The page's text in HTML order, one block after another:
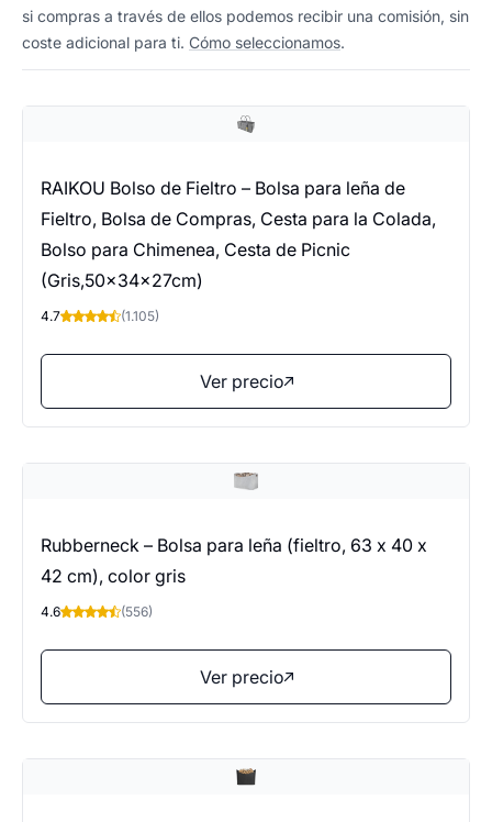
si compras a través de ellos podemos recibir una comisión, sin
coste adicional para ti. Cómo seleccionamos.
RAIKOU Bolso de Fieltro – Bolsa para leña de
Fieltro, Bolsa de Compras, Cesta para la Colada,
Bolso para Chimenea, Cesta de Picnic
(Gris,50x34x27cm)
4.7 (1.105)
Ver precio
Rubberneck – Bolsa para leña (fieltro, 63 x 40 x
42 cm), color gris
4.6 (556)
Ver precio